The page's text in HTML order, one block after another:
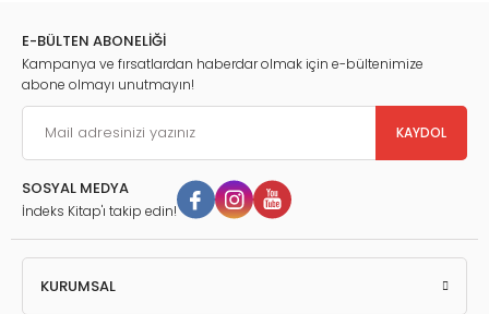
E-BÜLTEN ABONELİĞİ
Kampanya ve fırsatlardan haberdar olmak için e-bültenimize
abone olmayı unutmayın!
KAYDOL
SOSYAL MEDYA
İndeks Kitap'ı takip edin!
KURUMSAL